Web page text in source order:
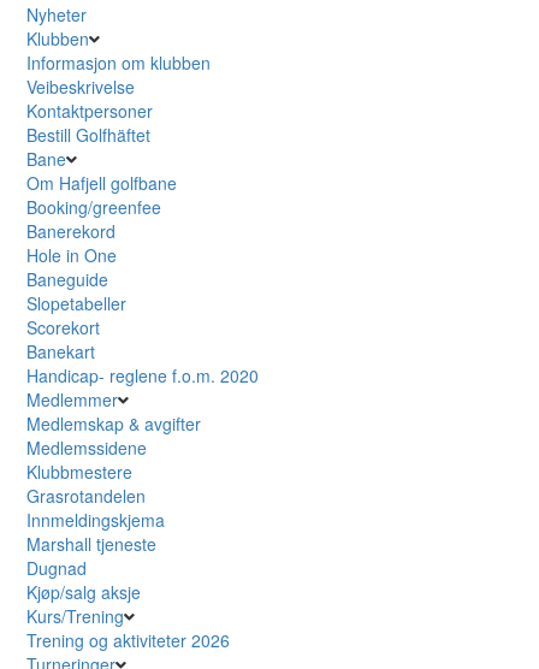
Nyheter
Klubben
Informasjon om klubben
Veibeskrivelse
Kontaktpersoner
Bestill Golfhäftet
Bane
Om Hafjell golfbane
Booking/greenfee
Banerekord
Hole in One
Baneguide
Slopetabeller
Scorekort
Banekart
Handicap- reglene f.o.m. 2020
Medlemmer
Medlemskap & avgifter
Medlemssidene
Klubbmestere
Grasrotandelen
Innmeldingskjema
Marshall tjeneste
Dugnad
Kjøp/salg aksje
Kurs/Trening
Trening og aktiviteter 2026
Turneringer